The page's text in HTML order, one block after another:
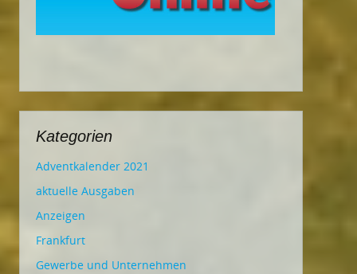
Kategorien
Adventkalender 2021
aktuelle Ausgaben
Anzeigen
Frankfurt
Gewerbe und Unternehmen